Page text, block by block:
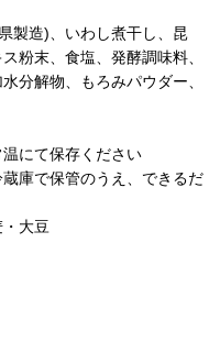
製造)、いわし煮干し、昆
粉末、食塩、発酵調味料、
分解物、もろみパウダー、
にて保存ください
庫で保管のうえ、できるだ
大豆